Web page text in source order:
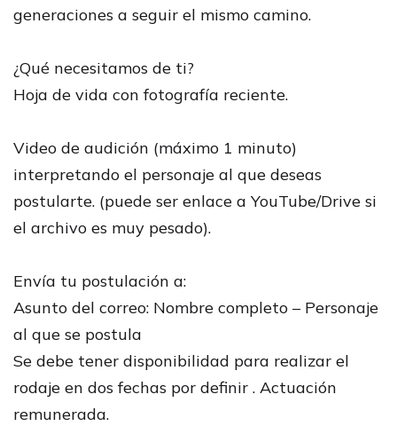
generaciones a seguir el mismo camino.
¿Qué necesitamos de ti?
Hoja de vida con fotografía reciente.
Video de audición (máximo 1 minuto)
interpretando el personaje al que deseas
postularte. (puede ser enlace a YouTube/Drive si
el archivo es muy pesado).
Envía tu postulación a:
Asunto del correo: Nombre completo – Personaje
al que se postula
Se debe tener disponibilidad para realizar el
rodaje en dos fechas por definir . Actuación
remunerada.